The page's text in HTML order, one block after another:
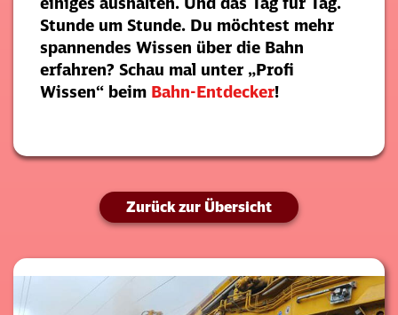
Stunde um Stunde. Du möchtest mehr
spannendes Wissen über die Bahn
erfahren? Schau mal unter „Profi
Wissen“ beim Bahn-Entdecker!
Zurück zur Übersicht